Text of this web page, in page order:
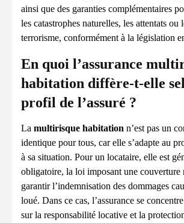
ainsi que des garanties complémentaires
les catastrophes naturelles, les attentats ou
terrorisme, conformément à la législation
En quoi l’assurance
habitation diffère-t-elle
profil de l’assuré ?
La multirisque habitation n’est pas un
identique pour tous, car elle s’adapte au
à sa situation. Pour un locataire, elle est
obligatoire, la loi imposant une couverture
garantir l’indemnisation des dommages
loué. Dans ce cas, l’assurance se
sur la responsabilité locative et la